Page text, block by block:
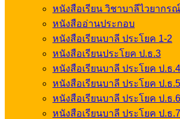
หนังสือเรียน วิชาบาลีไวยากรณ์
หนังสืออ่านประกอบ
หนังสือเรียนบาลี ประโยค 1-2
หนังสือเรียนประโยค ป.ธ.3
หนังสือเรียนบาลี ประโยค ป.ธ.4
หนังสือเรียนบาลี ประโยค ป.ธ.5
หนังสือเรียนบาลี ประโยค ป.ธ.6
หนังสือเรียนบาลี ประโยค ป.ธ.7